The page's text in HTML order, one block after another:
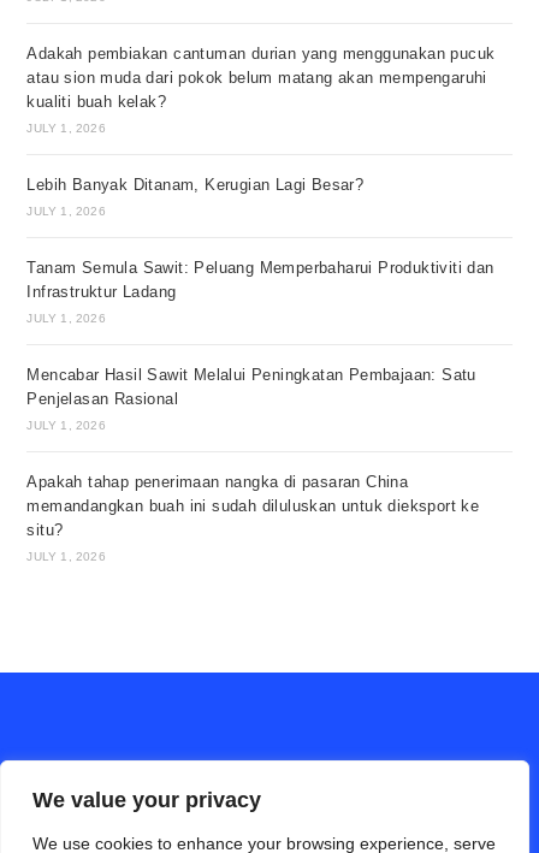
We value your privacy
We use cookies to enhance your browsing experience, serve
Adakah pembiakan cantuman durian yang menggunakan pucuk
atau sion muda dari pokok belum matang akan mempengaruhi
kualiti buah kelak?
JULY 1, 2026
Lebih Banyak Ditanam, Kerugian Lagi Besar?
JULY 1, 2026
Tanam Semula Sawit: Peluang Memperbaharui Produktiviti dan
Infrastruktur Ladang
JULY 1, 2026
Mencabar Hasil Sawit Melalui Peningkatan Pembajaan: Satu
Penjelasan Rasional
JULY 1, 2026
Apakah tahap penerimaan nangka di pasaran China
memandangkan buah ini sudah diluluskan untuk dieksport ke
situ?
JULY 1, 2026